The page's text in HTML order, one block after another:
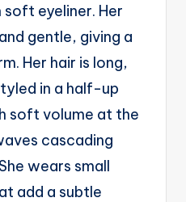
eyeliner. Her
gentle, giving a
Her hair is long,
in a half-up
soft volume at the
cascading
wears small
add a subtle